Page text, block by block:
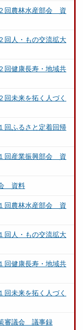
回農林水産部会 資
人・もの交流拡大
健康長寿・地域共
未来を拓く人づく
ふるさと定着回帰
回産業振興部会 資
資料
回農林水産部会 資
人・もの交流拡大
健康長寿・地域共
未来を拓く人づく
審議会 議事録